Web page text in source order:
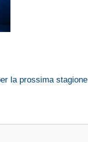
la prossima stagione